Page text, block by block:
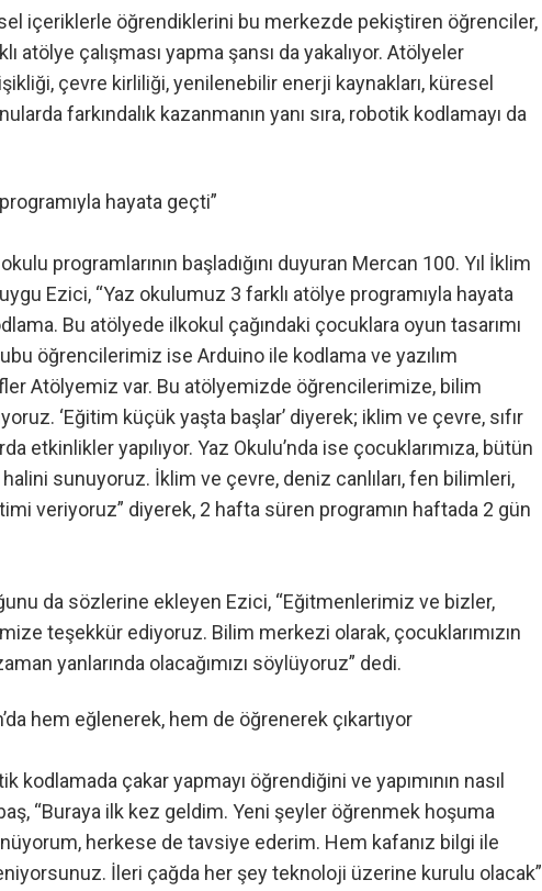
içeriklerle öğrendiklerini bu merkezde pekiştiren öğrenciler,
atölye çalışması yapma şansı da yakalıyor. Atölyeler
çevre kirliliği, yenilenebilir enerji kaynakları, küresel
farkındalık kazanmanın yanı sıra, robotik kodlamayı da
hayata geçti”
programlarının başladığını duyuran Mercan 100. Yıl İklim
Ezici, “Yaz okulumuz 3 farklı atölye programıyla hayata
Bu atölyede ilkokul çağındaki çocuklara oyun tasarımı
öğrencilerimiz ise Arduino ile kodlama ve yazılım
Atölyemiz var. Bu atölyemizde öğrencilerimize, bilim
‘Eğitim küçük yaşta başlar’ diyerek; iklim ve çevre, sıfır
etkinlikler yapılıyor. Yaz Okulu’nda ise çocuklarımıza, bütün
sunuyoruz. İklim ve çevre, deniz canlıları, fen bilimleri,
veriyoruz” diyerek, 2 hafta süren programın haftada 2 gün
da sözlerine ekleyen Ezici, “Eğitmenlerimiz ve bizler,
teşekkür ediyoruz. Bilim merkezi olarak, çocuklarımızın
yanlarında olacağımızı söylüyoruz” dedi.
hem eğlenerek, hem de öğrenerek çıkartıyor
kodlamada çakar yapmayı öğrendiğini ve yapımının nasıl
“Buraya ilk kez geldim. Yeni şeyler öğrenmek hoşuma
herkese de tavsiye ederim. Hem kafanız bilgi ile
İleri çağda her şey teknoloji üzerine kurulu olacak”